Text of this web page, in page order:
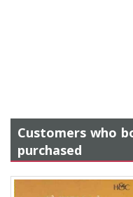
Customers who
purchased